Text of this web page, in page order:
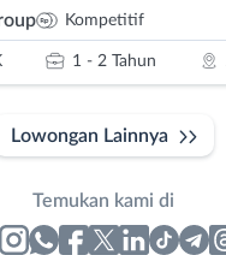
Kompetitif
1 - 2 Tahun
Lowongan Lainnya
Temukan kami di